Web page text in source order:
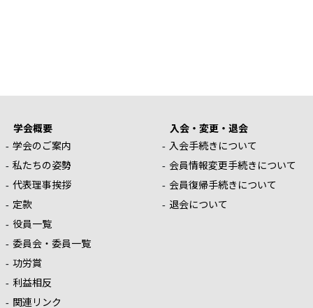
学会概要
学会のご案内
私たちの姿勢
代表理事挨拶
定款
役員一覧
委員会・委員一覧
功労賞
利益相反
関連リンク
入会・変更・退会
入会手続きについて
会員情報変更手続きについて
会員復帰手続きについて
退会について